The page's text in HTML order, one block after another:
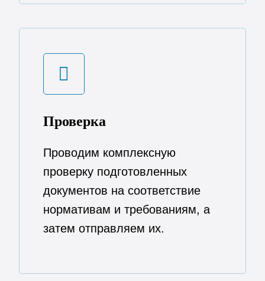
Проверка
Проводим комплексную
проверку подготовленных
документов на соответствие
нормативам и требованиям, а
затем отправляем их.